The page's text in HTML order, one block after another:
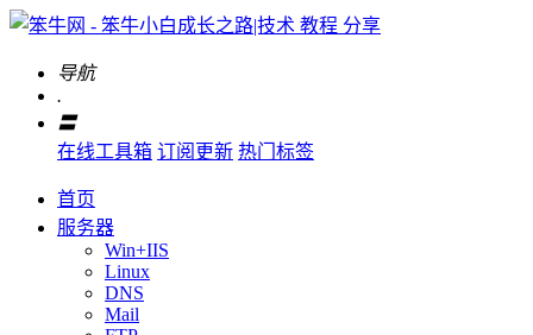
导航
.
〓
在线工具箱 订阅更新 热门标签
首页
服务器
Win+IIS
Linux
DNS
Mail